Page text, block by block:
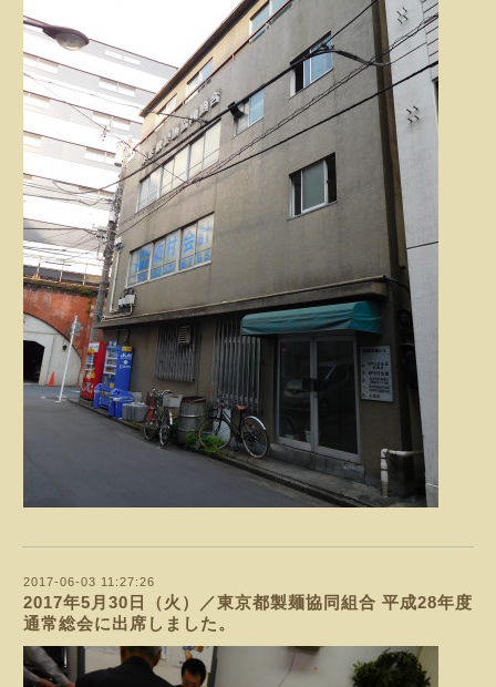
2017-06-03 11:27:26
2017年5月30日（火）／東京都製麺協同組合 平成28年度
通常総会に出席しました。